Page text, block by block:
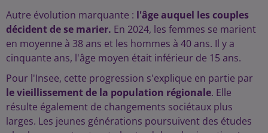
Autre évolution marquante : l'âge auquel les couples
décident de se marier. En 2024, les femmes se marient
en moyenne à 38 ans et les hommes à 40 ans. Il y a
cinquante ans, l'âge moyen était inférieur de 15 ans.
Pour l'Insee, cette progression s'explique en partie par
le vieillissement de la population régionale. Elle
résulte également de changements sociétaux plus
larges. Les jeunes générations poursuivent des études